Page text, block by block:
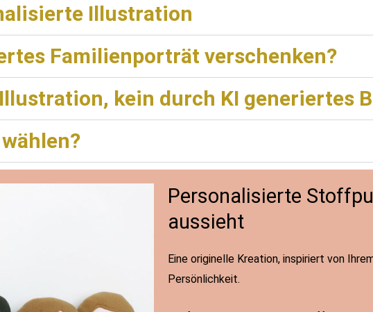
Illustration
Familienporträt verschenken?
kein durch KI generiertes
Personalisierte
aussieht
Eine originelle Kreation, inspiriert von
Persönlichkeit.